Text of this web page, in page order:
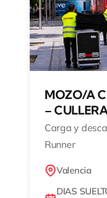
MOZO/A
–
Carga y
Runner
Valencia
DIAS